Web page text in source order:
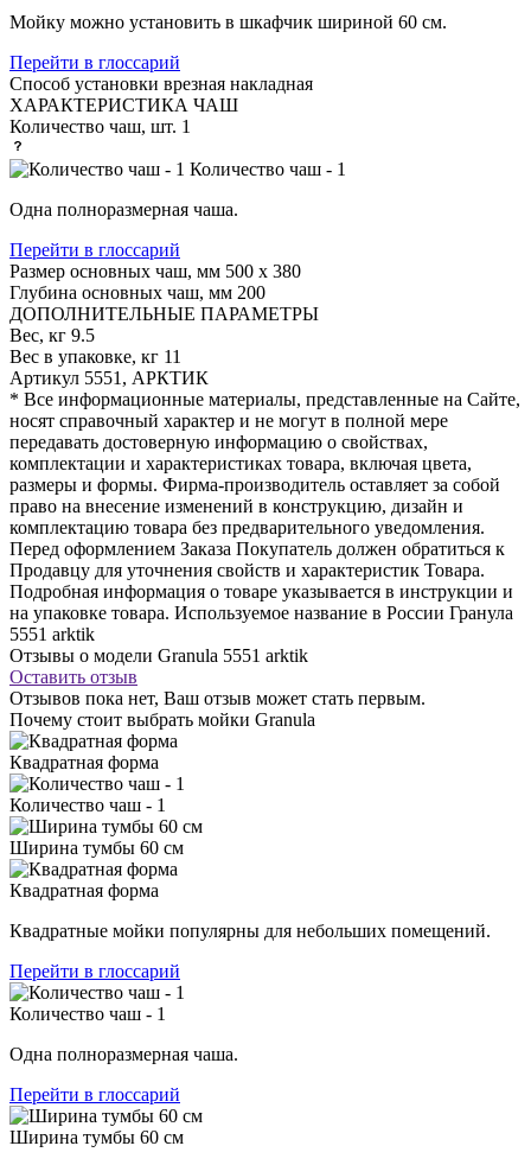
Мойку можно установить в шкафчик шириной 60 см.
Перейти в глоссарий
Способ установки врезная накладная
ХАРАКТЕРИСТИКА ЧАШ
Количество чаш, шт. 1
Количество чаш - 1
Одна полноразмерная чаша.
Перейти в глоссарий
Размер основных чаш, мм 500 х 380
Глубина основных чаш, мм 200
ДОПОЛНИТЕЛЬНЫЕ ПАРАМЕТРЫ
Вес, кг 9.5
Вес в упаковке, кг 11
Артикул 5551, АРКТИК
* Все информационные материалы, представленные на Сайте,
носят справочный характер и не могут в полной мере
передавать достоверную информацию о свойствах,
комплектации и характеристиках товара, включая цвета,
размеры и формы. Фирма-производитель оставляет за собой
право на внесение изменений в конструкцию, дизайн и
комплектацию товара без предварительного уведомления.
Перед оформлением Заказа Покупатель должен обратиться к
Продавцу для уточнения свойств и характеристик Товара.
Подробная информация о товаре указывается в инструкции и
на упаковке товара. Используемое название в России Гранула
5551 arktik
Отзывы о модели Granula 5551 arktik
Оставить отзыв
Отзывов пока нет, Ваш отзыв может стать первым.
Почему стоит выбрать мойки Granula
Квадратная форма
Количество чаш - 1
Ширина тумбы 60 см
Квадратная форма
Квадратные мойки популярны для небольших помещений.
Перейти в глоссарий
Количество чаш - 1
Одна полноразмерная чаша.
Перейти в глоссарий
Ширина тумбы 60 см